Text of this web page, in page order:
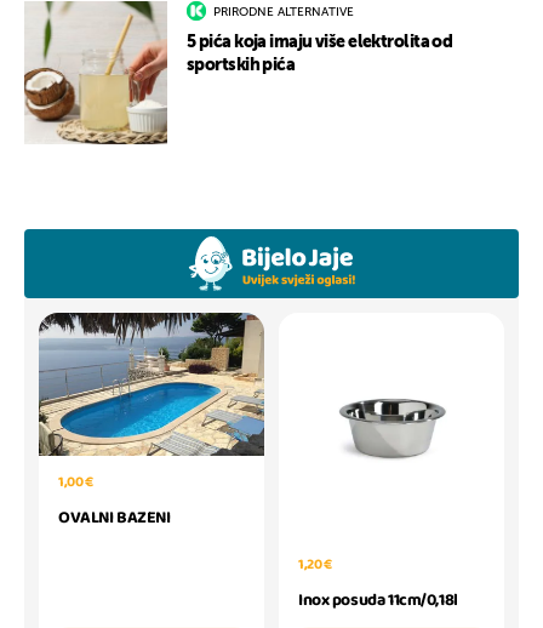
PRIRODNE ALTERNATIVE
5 pića koja imaju više elektrolita od
sportskih pića
1,00 €
OVALNI BAZENI
1,20 €
Inox posuda 11cm/0,18l